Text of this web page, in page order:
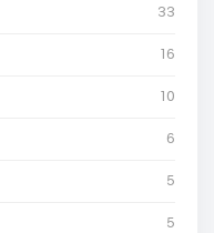
33
16
10
6
5
5